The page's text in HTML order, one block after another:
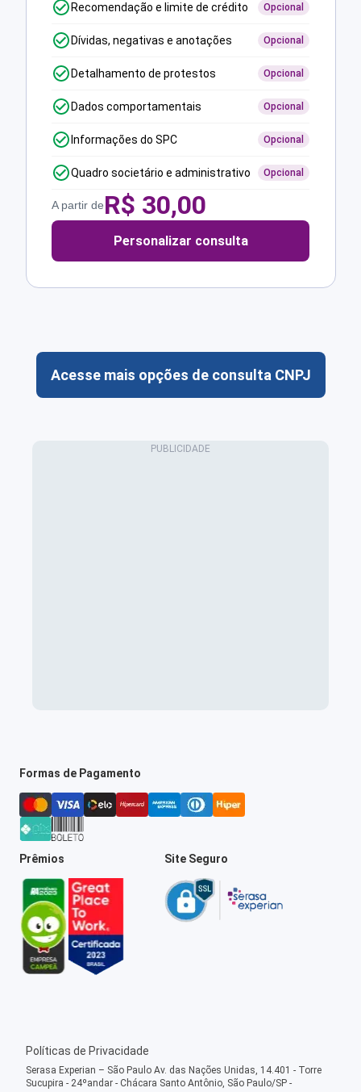
Recomendação e limite de crédito Opcional
Dívidas, negativas e anotações Opcional
Detalhamento de protestos Opcional
Dados comportamentais Opcional
Informações do SPC Opcional
Quadro societário e administrativo Opcional
A partir deR$ 30,00
Personalizar consulta
Acesse mais opções de consulta CNPJ
Formas de Pagamento
Prêmios Site Seguro
Políticas de Privacidade
Serasa Experian – São Paulo Av. das Nações Unidas, 14.401 - Torre
Sucupira - 24ºandar - Chácara Santo Antônio, São Paulo/SP -